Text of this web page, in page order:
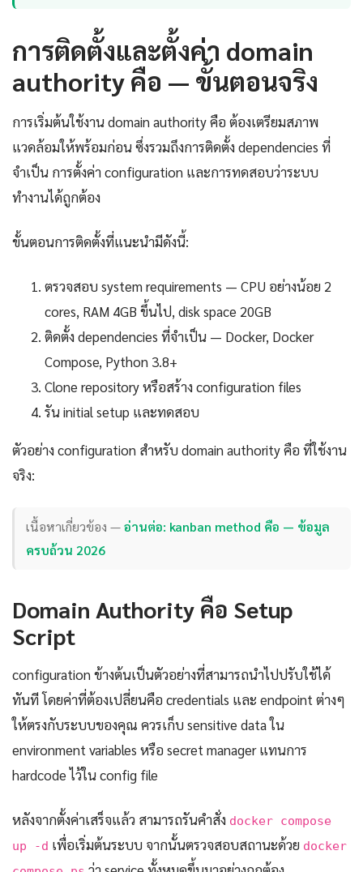
การติดตั้งและตั้งค่า domain
authority คือ — ขั้นตอนจริง
การเริ่มต้นใช้งาน domain authority คือ ต้องเตรียมสภาพ
แวดล้อมให้พร้อมก่อน ซึ่งรวมถึงการติดตั้ง dependencies ที่
จำเป็น การตั้งค่า configuration และการทดสอบว่าระบบ
ทำงานได้ถูกต้อง
ขั้นตอนการติดตั้งที่แนะนำมีดังนี้:
ตรวจสอบ system requirements — CPU อย่างน้อย 2
cores, RAM 4GB ขึ้นไป, disk space 20GB
ติดตั้ง dependencies ที่จำเป็น — Docker, Docker
Compose, Python 3.8+
Clone repository หรือสร้าง configuration files
รัน initial setup และทดสอบ
ตัวอย่าง configuration สำหรับ domain authority คือ ที่ใช้งาน
จริง:
เนื้อหาเกี่ยวข้อง —อ่านต่อ: kanban method คือ — ข้อมูล
ครบถ้วน 2026
Domain Authority คือ Setup
Script
configuration ข้างต้นเป็นตัวอย่างที่สามารถนำไปปรับใช้ได้
ทันที โดยค่าที่ต้องเปลี่ยนคือ credentials และ endpoint ต่างๆ
ให้ตรงกับระบบของคุณ ควรเก็บ sensitive data ใน
environment variables หรือ secret manager แทนการ
hardcode ไว้ใน config file
หลังจากตั้งค่าเสร็จแล้ว สามารถรันคำสั่ง docker compose
up -d เพื่อเริ่มต้นระบบ จากนั้นตรวจสอบสถานะด้วย docker